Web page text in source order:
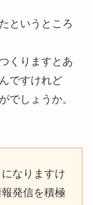
というところ
くりますとあ
ですけれど
でしょうか。
なりますけ
発信を積極